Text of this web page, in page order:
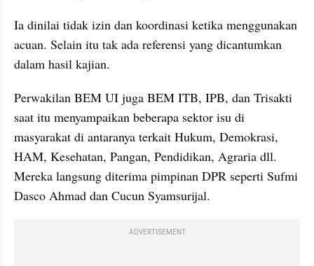
Ia dinilai tidak izin dan koordinasi ketika menggunakan
acuan. Selain itu tak ada referensi yang dicantumkan
dalam hasil kajian.
Perwakilan BEM UI juga BEM ITB, IPB, dan Trisakti
saat itu menyampaikan beberapa sektor isu di
masyarakat di antaranya terkait Hukum, Demokrasi,
HAM, Kesehatan, Pangan, Pendidikan, Agraria dll.
Mereka langsung diterima pimpinan DPR seperti Sufmi
Dasco Ahmad dan Cucun Syamsurijal.
ADVERTISEMENT